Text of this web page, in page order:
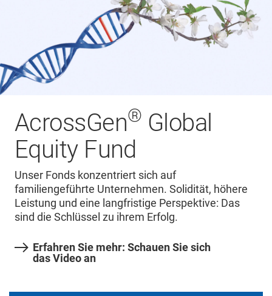
AcrossGen® Global
Equity Fund
Unser Fonds konzentriert sich auf
familiengeführte Unternehmen. Solidität, höhere
Leistung und eine langfristige Perspektive: Das
sind die Schlüssel zu ihrem Erfolg.
Erfahren Sie mehr: Schauen Sie sich
das Video an